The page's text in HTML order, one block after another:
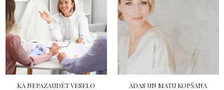
KĀ NEPAZAUDĒT VESELO
ĀDAS UN MATU KOPŠANA